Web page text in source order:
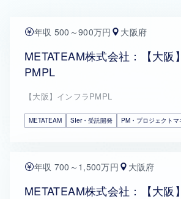
年収 500～900万円 大阪府
METATEAM株式会社：【大阪
PMPL
【大阪】インフラPMPL
METATEAM SIer・受託開発 PM・プロジェクトマ
年収 700～1,500万円 大阪府
METATEAM株式会社：【大阪